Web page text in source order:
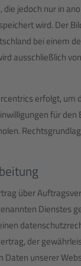
jedoch nur in
wird. Der
bei einem
ausschließlich
erfolgt, um
für
über
Dienstes
der
Daten unserer